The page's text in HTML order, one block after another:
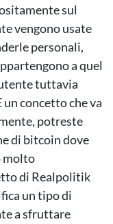
sul
vengono usate
personali,
a quel
tuttavia
concetto che va
potreste
di bitcoin dove
molto
di Realpolitik
un tipo di
a sfruttare